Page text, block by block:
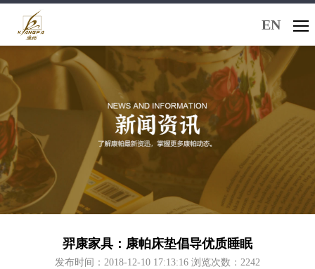
EN
羿康家具：康帕床垫倡导优质睡眠
发布时间：2018-12-10 17:13:16 浏览次数：2242